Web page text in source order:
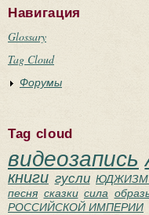
Навигация
Glossary
Tag Cloud
Форумы
Tag cloud
видеозапись
книги гусли
песня сказки сила
РОССИЙСКОЙ ИМПЕРИИ